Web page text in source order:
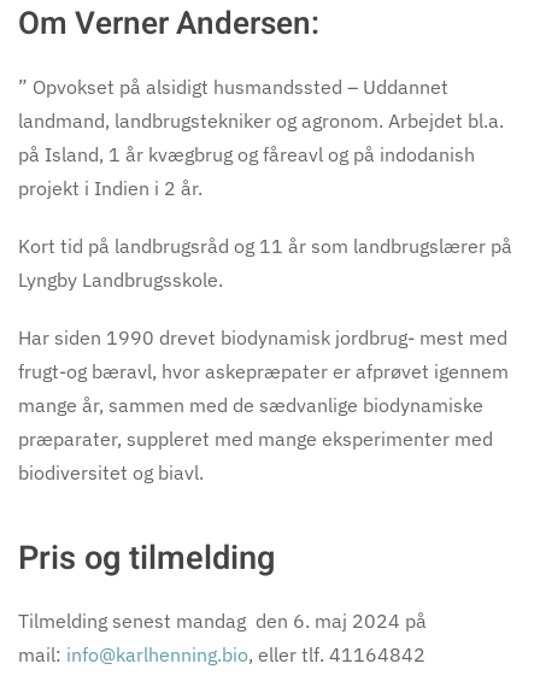
Om Verner Andersen:
” Opvokset på alsidigt husmandssted – Uddannet
landmand, landbrugstekniker og agronom. Arbejdet bl.a.
på Island, 1 år kvægbrug og fåreavl og på indodanish
projekt i Indien i 2 år.
Kort tid på landbrugsråd og 11 år som landbrugslærer på
Lyngby Landbrugsskole.
Har siden 1990 drevet biodynamisk jordbrug- mest med
frugt-og bæravl, hvor askepræpater er afprøvet igennem
mange år, sammen med de sædvanlige biodynamiske
præparater, suppleret med mange eksperimenter med
biodiversitet og biavl.
Pris og tilmelding
Tilmelding senest mandag den 6. maj 2024 på
mail: info@karlhenning.bio, eller tlf. 41164842